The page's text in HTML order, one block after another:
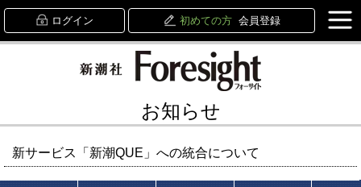
ログイン 初めての方 会員登録
お知らせ
新サービス「新潮QUE」への統合について